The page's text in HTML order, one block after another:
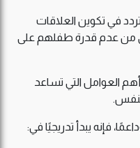
في تكوين العلاقات
من عدم قدرة طفلهم على
العوامل التي تساعد
فإنه يبدأ تدريجيًا في: